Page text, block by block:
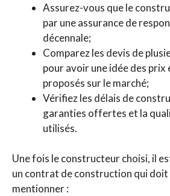
Assurez-vous que le
par une assurance de
décennale;
Comparez les devis de
pour avoir une idée des
proposés sur le marché;
Vérifiez les délais de
garanties offertes et la
utilisés.
Une fois le constructeur choisi, il
un contrat de construction qui
mentionner :